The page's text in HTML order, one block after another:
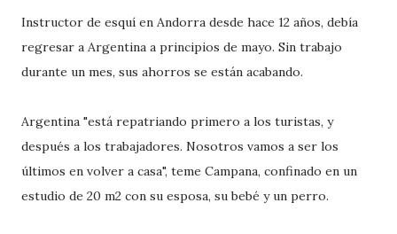
Instructor de esquí en Andorra desde hace 12 años, debía
regresar a Argentina a principios de mayo. Sin trabajo
durante un mes, sus ahorros se están acabando.
Argentina "está repatriando primero a los turistas, y
después a los trabajadores. Nosotros vamos a ser los
últimos en volver a casa", teme Campana, confinado en un
estudio de 20 m2 con su esposa, su bebé y un perro.